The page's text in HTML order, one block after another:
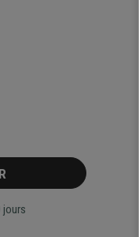
jours